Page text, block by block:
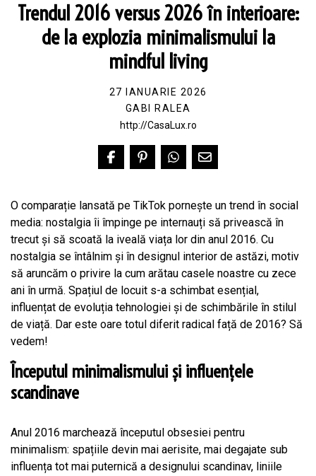
Trendul 2016 versus 2026 în interioare:
de la explozia minimalismului la
mindful living
27 IANUARIE 2026
GABI RALEA
http://CasaLux.ro
O comparație lansată pe TikTok pornește un trend în social
media: nostalgia îi împinge pe internauți să privească în
trecut și să scoată la iveală viața lor din anul 2016. Cu
nostalgia se întâlnim și în designul interior de astăzi, motiv
să aruncăm o privire la cum arătau casele noastre cu zece
ani în urmă. Spațiul de locuit s-a schimbat esențial,
influențat de evoluția tehnologiei și de schimbările în stilul
de viață. Dar este oare totul diferit radical față de 2016? Să
vedem!
Începutul minimalismului și influențele
scandinave
Anul 2016 marchează începutul obsesiei pentru
minimalism: spațiile devin mai aerisite, mai degajate sub
influența tot mai puternică a designului scandinav, liniile